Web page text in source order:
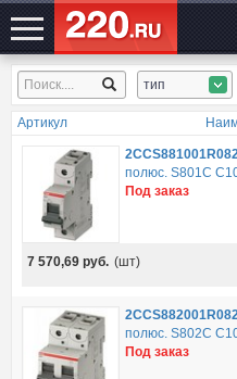
ЭЛЕКТРОСАЙТ№1 тип
Артикул
полюс. S801C
Под заказ
7 570,69 руб. (шт)
полюс. S802C
Под заказ